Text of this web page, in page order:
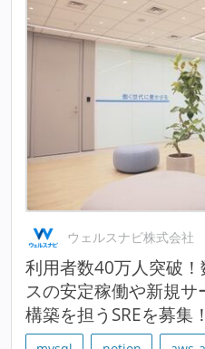
ウェルスナビ株式会社
利用者数40万人突破
スの安定稼働や新規サ
構築を担うSREを募集！